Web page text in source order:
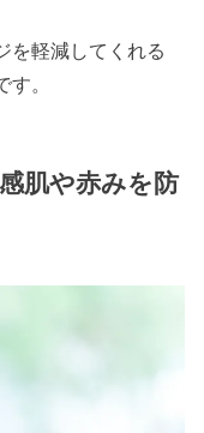
を軽減してくれる
。
肌や赤みを防